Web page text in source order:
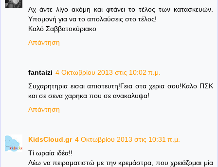
Αχ άντε λίγο ακόμη και φτάνει το τέλος των κατασκευών.
Υπομονή για να το απολαύσεις στο τέλος!
Καλό Σαββατοκύριακο
Απάντηση
fantaizi 4 Οκτωβρίου 2013 στις 10:02 π.μ.
Συχαρητηρια εισαι απιστευτη!Γεια στα χερια σου!Καλο ΠΣΚ
και σε σενα χαρηκα που σε ανακαλυψα!
Απάντηση
KidsCloud.gr 4 Οκτωβρίου 2013 στις 10:31 π.μ.
Τί ωραία ιδέα!!
Λέω να πειραματιστώ με την κρεμάστρα, που χρειάζομαι μία